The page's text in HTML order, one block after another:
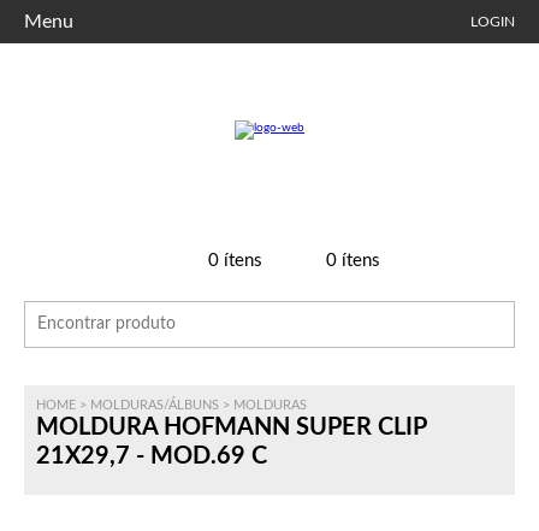
Menu LOGIN
0ítens 0ítens
HOME > MOLDURAS/ÁLBUNS > MOLDURAS
MOLDURA HOFMANN SUPER CLIP
21X29,7 - MOD.69 C